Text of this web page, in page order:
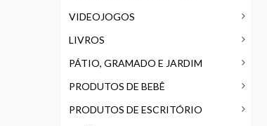
VIDEOJOGOS
LIVROS
PÁTIO, GRAMADO E JARDIM
PRODUTOS DE BEBÊ
PRODUTOS DE ESCRITÓRIO